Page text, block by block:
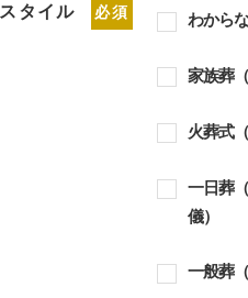
スタイル 必須 わから
家族葬
火葬式
一日葬
儀）
一般葬